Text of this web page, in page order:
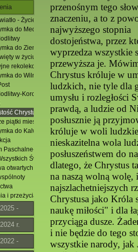
- Życie
do Medjugorie. 14 -19.07.2026 r.
do Ziemi Świętej
w życiu Jezusa
rekolekcje ministrantów
do Wilna
Korchów
Chrystusa Króla
piątki miesiąca
do Kalwarii Pacławskiej
Paschalne- znaczenie
Świętych
otwartych oczu 2010
i przeżycia z pielgrzymki
-
r.
-
przenośnym tego
znaczeniu, a to z
najwyższego stopnia
dostojeństwa, przez
wyprzedza wszystkie
przewyższa je.
Chrystus króluje w
ludzkich, nie tyle dla
umysłu i rozległości
prawdą, a ludzie od
posłusznie ją
króluje w woli
nieskazitelna wola
posłuszeństwem do
dlatego, że Chrystus
na naszą wolną wolę,
najszlachetniejszych
Chrystusa jako Króla
naukę miłości" i dla
przyciąga dusze.
i nie będzie do tego
wszystkie narody, jak